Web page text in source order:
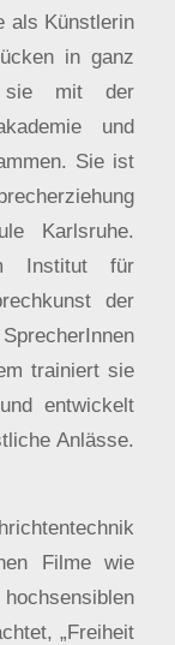
als Künstlerin
in ganz
sie mit der
und
Sie ist
Karlsruhe.
Institut für
der
trainiert sie
entwickelt
Anlässe.
Filme wie
„Freiheit